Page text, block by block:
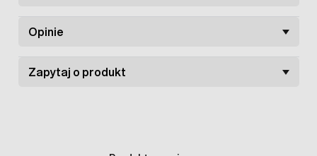
izolacyjne wykorzystywane są do budowy ogrodzeń
Opinie
Zapytaj o produkt